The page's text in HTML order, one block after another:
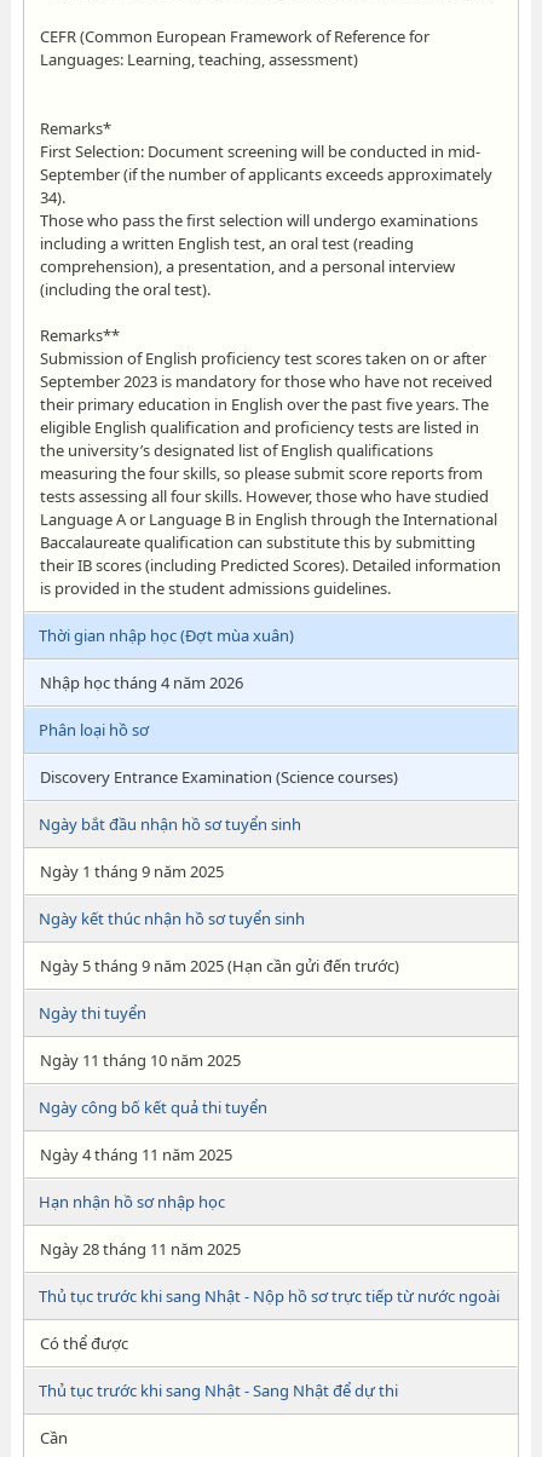
CEFR (Common European Framework of Reference for
Languages: Learning, teaching, assessment)
Remarks*
First Selection: Document screening will be conducted in mid-
September (if the number of applicants exceeds approximately
34).
Those who pass the first selection will undergo examinations
including a written English test, an oral test (reading
comprehension), a presentation, and a personal interview
(including the oral test).
Remarks**
Submission of English proficiency test scores taken on or after
September 2023 is mandatory for those who have not received
their primary education in English over the past five years. The
eligible English qualification and proficiency tests are listed in
the university’s designated list of English qualifications
measuring the four skills, so please submit score reports from
tests assessing all four skills. However, those who have studied
Language A or Language B in English through the International
Baccalaureate qualification can substitute this by submitting
their IB scores (including Predicted Scores). Detailed information
is provided in the student admissions guidelines.
Thời gian nhập học (Đợt mùa xuân)
Nhập học tháng 4 năm 2026
Phân loại hồ sơ
Discovery Entrance Examination (Science courses)
Ngày bắt đầu nhận hồ sơ tuyển sinh
Ngày 1 tháng 9 năm 2025
Ngày kết thúc nhận hồ sơ tuyển sinh
Ngày 5 tháng 9 năm 2025 (Hạn cần gửi đến trước)
Ngày thi tuyển
Ngày 11 tháng 10 năm 2025
Ngày công bố kết quả thi tuyển
Ngày 4 tháng 11 năm 2025
Hạn nhận hồ sơ nhập học
Ngày 28 tháng 11 năm 2025
Thủ tục trước khi sang Nhật - Nộp hồ sơ trực tiếp từ nước ngoài
Có thể được
Thủ tục trước khi sang Nhật - Sang Nhật để dự thi
Cần